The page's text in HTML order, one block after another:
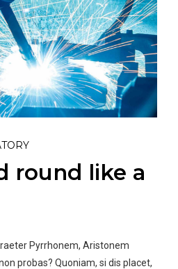
round like a
Pyrrhonem, Aristonem
probas? Quoniam, si dis placet,